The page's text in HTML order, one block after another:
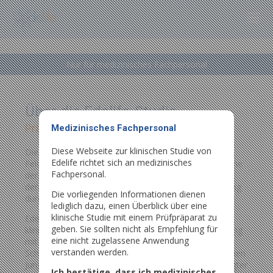
Nur für medizinisches Fachpersonal
Über die Edelife-Studie
Pränatale Amniotische Infusion
Die pränatale Behandlung ist ein aufregendes neues
Feld für seltene genetische Krankheiten. XLHED ist eine
der wenigen seltenen Krankheiten in der Welt, für die
derzeit eine klinische Studie zur pränatalen Behandlung
durchgeführt wird.
Edelife ist eine offene, internationale, multizentrische
klinische Studie der Phase 2 zur pränatalen Behandlung
mit ER004. Die Teilnahme an Edelife richtet sich an
Schwangere, die Trägerinnen von XLHED sind und einen
Jungen mit XLHED erwarten. Schwangere mit bestätigter
Medizinisches Fachpersonal
Diese Webseite zur klinischen Studie von
Edelife richtet sich an medizinisches
Fachpersonal.
Die vorliegenden Informationen dienen
lediglich dazu, einen Überblick über eine
klinische Studie mit einem Prüfpräparat zu
geben. Sie sollten nicht als Empfehlung für
eine nicht zugelassene Anwendung
verstanden werden.